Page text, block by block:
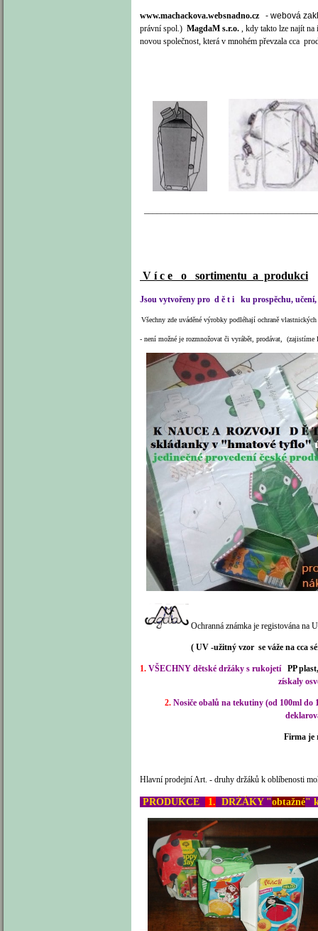
www.machackova.websnadno.cz - webová
právní spol.) MagdaM s.r.o. , kdy takto lze najít
novou společnost, která v mnohém převzala cca
V í c e o sortimentu a produkci
Jsou vytvořeny pro d ě t i ku prospěchu,
Všechny zde uváděné výrobky podléhají ochraně vlastnických
- není možné je rozmnožovat či vyrábět, prodávat, (zajistíme
Ochranná známka je registována na
( UV -užitný vzor se váže na cca série
1. VŠECHNY dětské držáky s rukojetí PP
získaly
2. Nosiče obalů na tekutiny (od 100ml do
Firma je
Hlavní prodejní Art. - druhy držáků k oblíbenosti
PRODUKCE 1. DRŹÁKY "obtažné"